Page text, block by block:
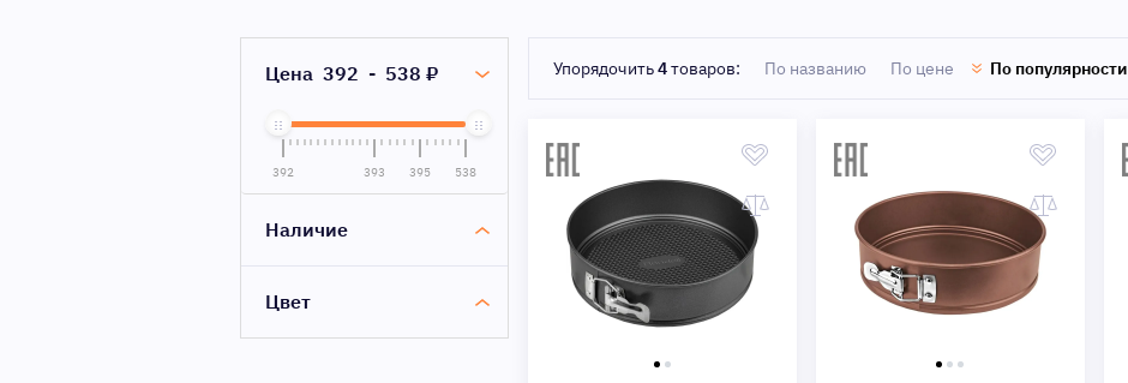
Цена 392 - 538 ₽
392 393 395 538
Наличие
Цвет
Упорядочить4товаров: По названию По цене По популярности